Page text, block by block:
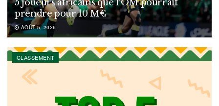
5 joueurs africains que l’OM pourrait
prendre pour 10 M€
AOÛT 5, 2026
CLASSEMENT